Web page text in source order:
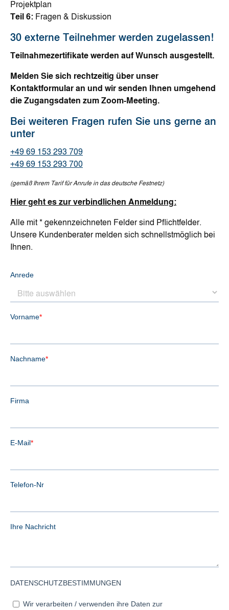
Projektplan
Teil 6: Fragen & Diskussion
30 externe Teilnehmer werden zugelassen!
Teilnahmezertifikate werden auf Wunsch ausgestellt.
Melden Sie sich rechtzeitig über unser
Kontaktformular an und wir senden Ihnen umgehend
die Zugangsdaten zum Zoom-Meeting.
Bei weiteren Fragen rufen Sie uns gerne an
unter
+49 69 153 293 709
+49 69 153 293 700
(gemäß Ihrem Tarif für Anrufe in das deutsche Festnetz)
Hier geht es zur verbindlichen Anmeldung:
Alle mit * gekennzeichneten Felder sind Pflichtfelder.
Unsere Kundenberater melden sich schnellstmöglich bei
Ihnen.